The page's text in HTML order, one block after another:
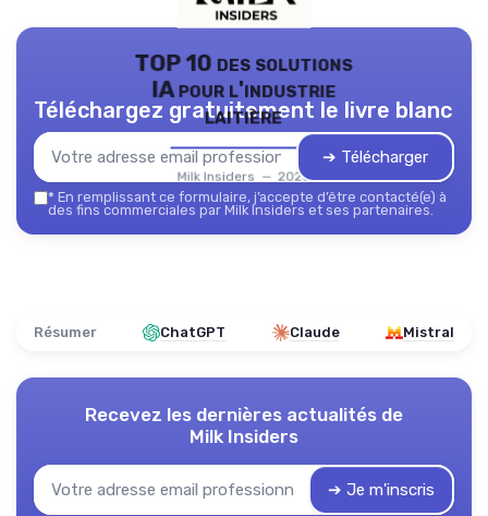
TOP 10 des solutions
IA pour l'industrie
laitière
Milk Insiders — 2026
Téléchargez gratuitement le livre blanc
➔ Télécharger
* En remplissant ce formulaire, j’accepte d’être contacté(e) à
des fins commerciales par Milk Insiders et ses partenaires.
Résumer ChatGPT Claude Mistral
Recevez les dernières actualités de
Milk Insiders
➔ Je m'inscris